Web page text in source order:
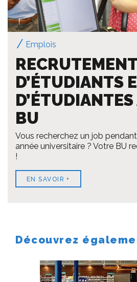
Emplois
RECRUTEMENT
D’ÉTUDIANTS
BU
Vous recherchez un job
année universitaire ? Votre BU
!
EN SAVOIR +
Découvrez